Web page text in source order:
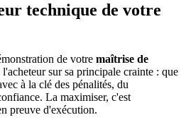
technique de votre
de votre maîtrise de
sur sa principale crainte : que
à la clé des pénalités, du
La maximiser, c'est
preuve d'exécution.